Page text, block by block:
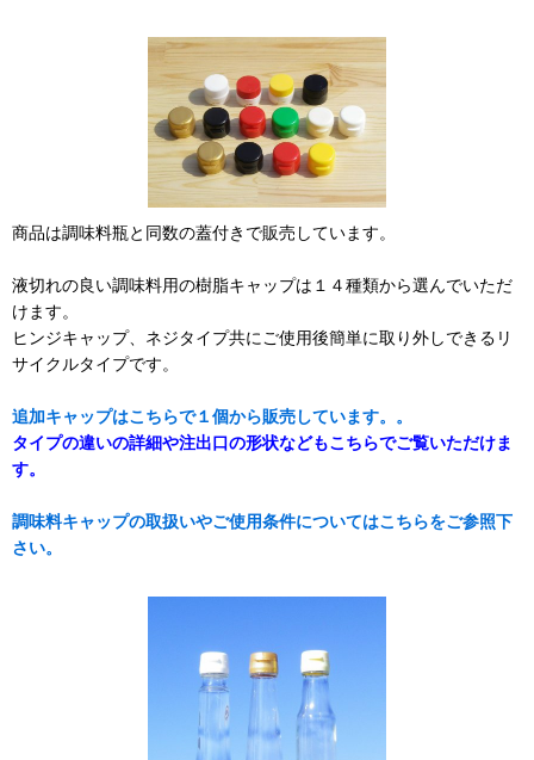
商品は調味料瓶と同数の蓋付きで販売しています。
液切れの良い調味料用の樹脂キャップは１４種類から選んでいただ
けます。
ヒンジキャップ、ネジタイプ共にご使用後簡単に取り外しできるリ
サイクルタイプです。
追加キャップはこちらで１個から販売しています。。
タイプの違いの詳細や注出口の形状などもこちらでご覧いただけま
す。
調味料キャップの取扱いやご使用条件についてはこちらをご参照下
さい。